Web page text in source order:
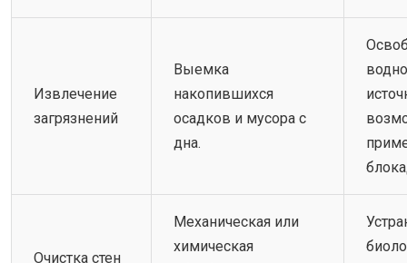
Извлечение
загрязнений
Выемка
накопившихся
осадков и мусора с
дна.
Очистка стен
Механическая или
химическая